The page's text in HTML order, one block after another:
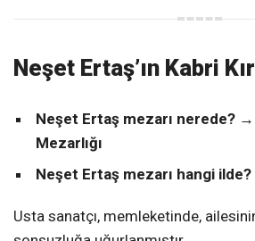
Neşet Ertaş’ın Kabri
Neşet Ertaş mezarı nerede? →
Mezarlığı
Neşet Ertaş mezarı hangi ilde?
Usta sanatçı, memleketinde,